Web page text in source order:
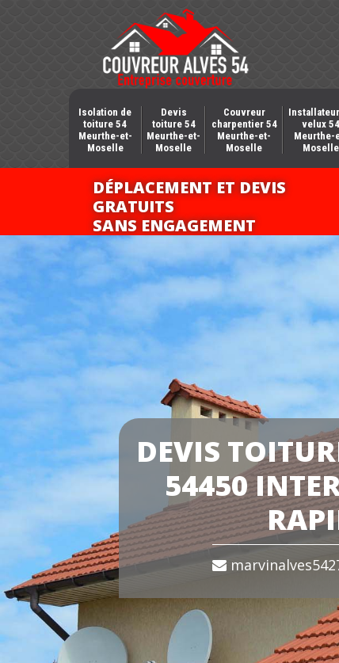
Isolation de
toiture 54
Meurthe-et-
Moselle
Devis
toiture 54
Meurthe-et-
Moselle
Couvreur
charpentier 54
Meurthe-et-
Moselle
velux 54
Meurthe-
Moselle
DÉPLACEMENT ET DEVIS
GRATUITS
SANS ENGAGEMENT
DEVIS
54450